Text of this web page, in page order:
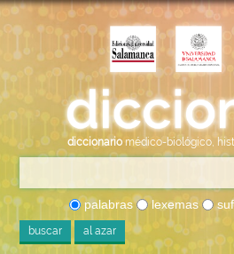
diccionario médico-biológico,
palabras lexemas
buscar al azar